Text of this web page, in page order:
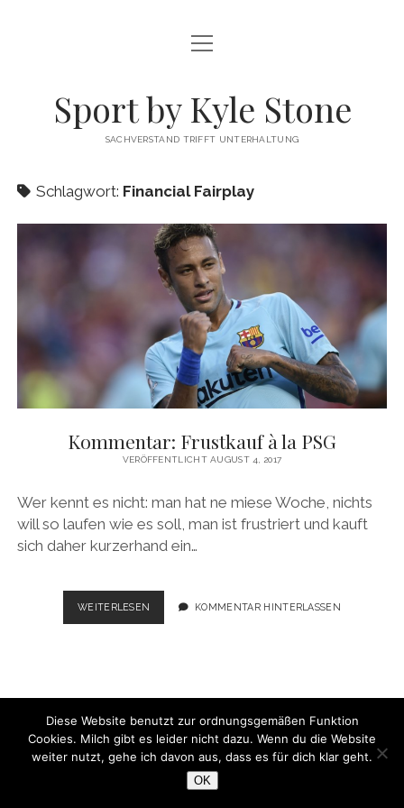
FUSSBALL
DATENSCHUTZ
Menü
öffnen
Sport by Kyle Stone
SACHVERSTAND TRIFFT UNTERHALTUNG
Schlagwort: Financial Fairplay
Kommentar: Frustkauf à la PSG
VERÖFFENTLICHT AUGUST 4, 2017
Wer kennt es nicht: man hat ne miese Woche, nichts
will so laufen wie es soll, man ist frustriert und kauft
sich daher kurzerhand ein…
WEITERLESEN KOMMENTAR:
FRUSTKAUF
KOMMENTAR HINTERLASSEN
WordPress-Theme Chosenvon Compete Themes.
Diese Website benutzt zur ordnungsgemäßen Funktion
Cookies. Milch gibt es leider nicht dazu. Wenn du die Website
weiter nutzt, gehe ich davon aus, dass es für dich klar geht.
OK